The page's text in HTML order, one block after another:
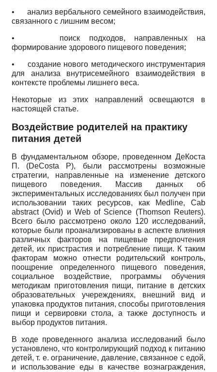
• анализ вербального семейного взаимодействия,
связанного с лишним весом;
• поиск подходов, направленных на
формирование здорового пищевого поведения;
• создание нового методического инструментария
для анализа внутрисемейного взаимодействия в
контексте проблемы лишнего веса.
Некоторые из этих направлений освещаются в
настоящей статье.
Воздействие родителей на практику
питания детей
В фундаментальном обзоре, проведенном ДеКоста
П. (DeCosta Р), были рассмотрены возможные
стратегии, направленные на изменение детского
пищевого поведения. Массив данных об
экспериментальных исследованиях был получен при
использовании таких ресурсов, как Medline, Cab
abstract (Ovid) и Web of Science (Thomson Reuters).
Всего было рассмотрено около 120 исследований,
которые были проанализированы в аспекте влияния
различных факторов на пищевые предпочтения
детей, их пристрастия и потребление пищи. К таким
факторам можно отнести родительский контроль,
поощрение определенного пищевого поведения,
социальное воздействие, программы обучения
методикам приготовления пищи, питание в детских
образовательных учереждениях, внешний вид и
упаковка продуктов питания, способы приготовления
пищи и сервировки стола, а также доступность и
выбор продуктов питания.
В ходе проведенного анализа исследований было
установлено, что контролирующий подход к питанию
детей, т. е. ограничение, давление, связанное с едой,
и использование еды в качестве вознаграждения,